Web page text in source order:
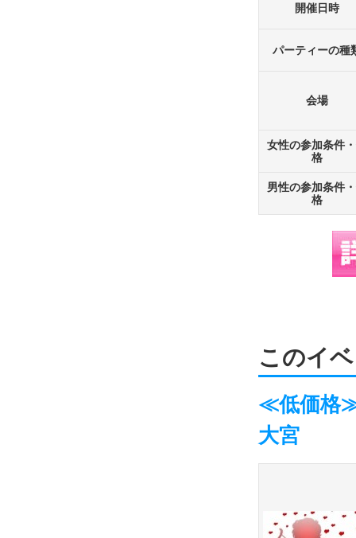
開催日時
パーティーの種
会場
女性の参加条件
格
男性の参加条件
格
このイ
≪低価格
大宮